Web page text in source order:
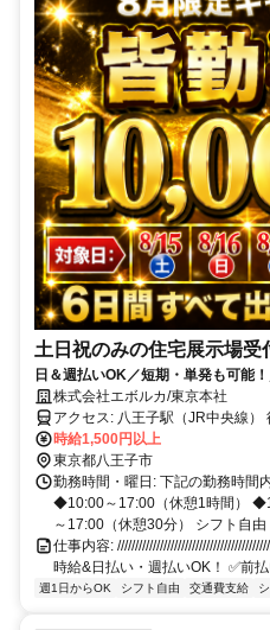
土日祝のみの住宅展示場受
日＆週払いOK／短期・単発も可能
♪／履歴書不要＆WEB面接のみ！
株式会社エボルカ/東京本社
アクセス: 八王子駅（JR中央
時給1,500円以上
東京都八王子市
勤務時間・曜日: 下記の勤務時
◆10:00～17:00（休憩1時間）
～17:00（休憩30分） シフト自由
仕事内容:
時給&日払い・週払いOK！ ✅前
週1日からOK シフト自由 交通費支給